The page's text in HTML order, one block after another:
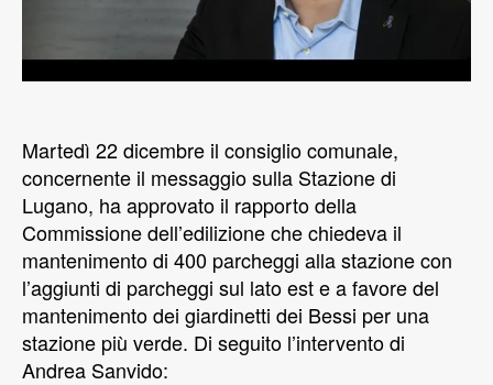
Martedì 22 dicembre il consiglio comunale,
concernente il messaggio sulla Stazione di
Lugano, ha approvato il rapporto della
Commissione dell’edilizione che chiedeva il
mantenimento di 400 parcheggi alla stazione con
l’aggiunti di parcheggi sul lato est e a favore del
mantenimento dei giardinetti dei Bessi per una
stazione più verde. Di seguito l’intervento di
Andrea Sanvido: